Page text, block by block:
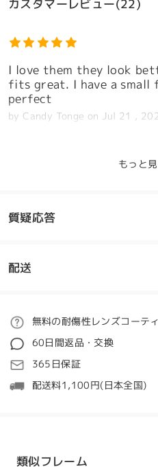
カスタマーレビュー(22)
I love them they look
fits great. I have a small
perfect
by Candy Tonge on Jul 21 ,
because all the time i
perfect or like nothing
even I change to other
customer service , price
my expectations and
always said I totally
suggestions be very
before order .. check
was Firmo give the
contact customer
もっと
質疑応答
フレームについてご質問がある
質
配送
ご注文
処理時間
5-7営業日
詳細
配送時間
無料の耐傷性レンズコーテ
60日間返品・交換
365日保証
配送料1,100円(日本全国)
類似フレーム